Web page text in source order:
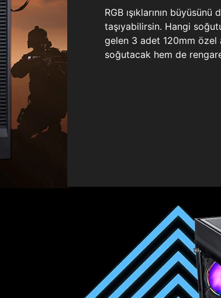
RGB ışıklarının
taşıyabilirsin. Hangi
gelen 3 adet 120mm özel
soğutacak hem de